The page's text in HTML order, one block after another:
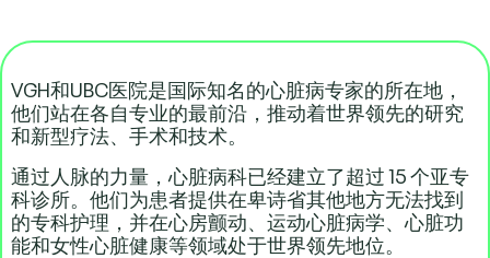
VGH和UBC医院是国际知名的心脏病专家的所在地，
他们站在各自专业的最前沿，推动着世界领先的研究
和新型疗法、手术和技术。
通过人脉的力量，心脏病科已经建立了超过 15 个亚专
科诊所。他们为患者提供在卑诗省其他地方无法找到
的专科护理，并在心房颤动、运动心脏病学、心脏功
能和女性心脏健康等领域处于世界领先地位。